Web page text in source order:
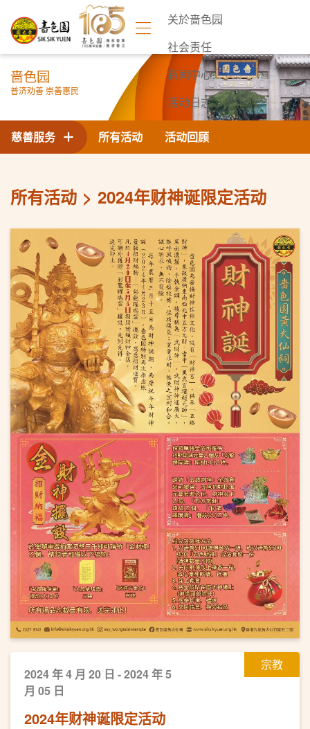
关於啬色园
社会责任
新闻中心
活动日志
联络我们
啬色园
普济劝善 崇善惠民
所有活动 活动回顾
慈善服务
所有活动 2024年财神诞限定活动
宗教
2024 年 4 月 20 日 - 2024 年 5
月 05 日
2024年财神诞限定活动